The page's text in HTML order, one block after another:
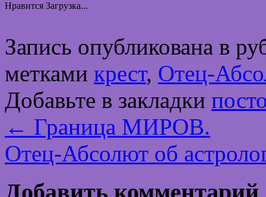
Нравится Загрузка...
Запись опубликована в
метками крест, Отец-
Добавьте в закладки
← Граница МИРОВ.
Отец-Абсолют об